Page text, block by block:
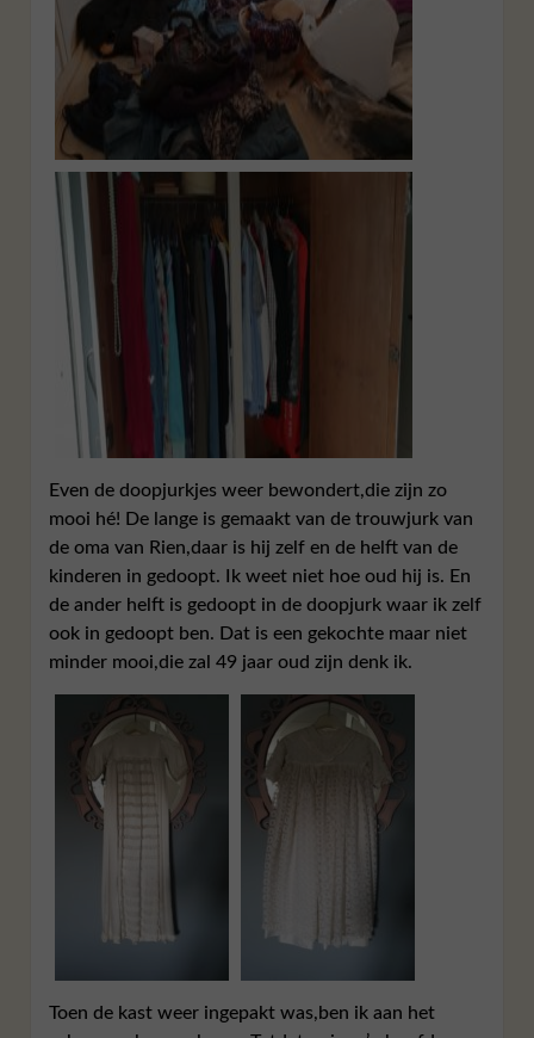
Even de doopjurkjes weer bewondert,die zijn zo
mooi hé! De lange is gemaakt van de trouwjurk van
de oma van Rien,daar is hij zelf en de helft van de
kinderen in gedoopt. Ik weet niet hoe oud hij is. En
de ander helft is gedoopt in de doopjurk waar ik zelf
ook in gedoopt ben. Dat is een gekochte maar niet
minder mooi,die zal 49 jaar oud zijn denk ik.
Toen de kast weer ingepakt was,ben ik aan het